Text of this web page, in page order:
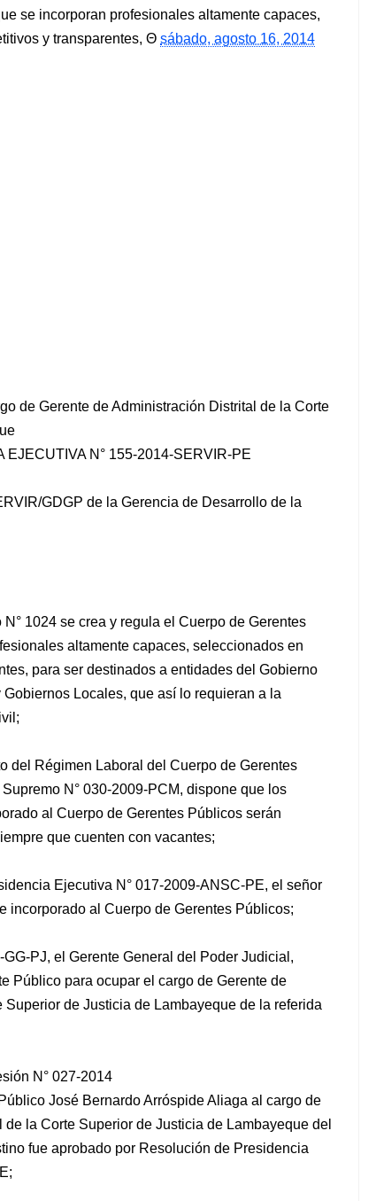
se incorporan profesionales altamente capaces,
y transparentes,
sábado, agosto 16, 2014
de Gerente de Administración Distrital de la Corte
N° 155-2014-SERVIR-PE
GDGP de la Gerencia de Desarrollo de la
1024 se crea y regula el Cuerpo de Gerentes
altamente capaces, seleccionados en
para ser destinados a entidades del Gobierno
Locales, que así lo requieran a la
del Régimen Laboral del Cuerpo de Gerentes
N° 030-2009-PCM, dispone que los
al Cuerpo de Gerentes Públicos serán
que cuenten con vacantes;
Ejecutiva N° 017-2009-ANSC-PE, el señor
incorporado al Cuerpo de Gerentes Públicos;
PJ, el Gerente General del Poder Judicial,
Público para ocupar el cargo de Gerente de
de Justicia de Lambayeque de la referida
N° 027-2014
José Bernardo Arróspide Aliaga al cargo de
la Corte Superior de Justicia de Lambayeque del
fue aprobado por Resolución de Presidencia